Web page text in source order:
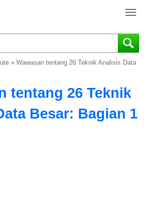
T
g
g
a
v
i
» Wawasan tentang 26 Teknik Analisis Data
tentang 26 Teknik
Besar: Bagian 1